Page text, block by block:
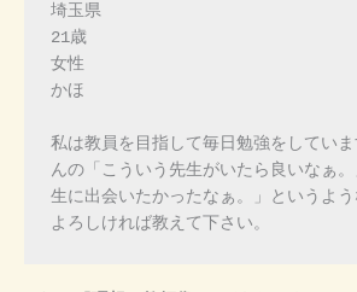
埼玉県
21歳
女性
かほ
私は教員を目指して毎日勉強をしてい
んの「こういう先生がいたら良いなぁ
生に出会いたかったなぁ。」というよ
よろしければ教えて下さい。